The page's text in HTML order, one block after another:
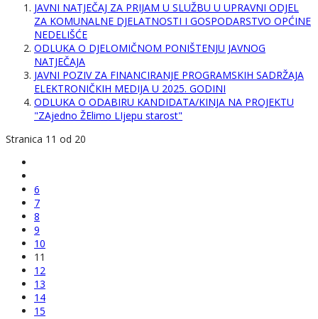
JAVNI NATJEČAJ ZA PRIJAM U SLUŽBU U UPRAVNI ODJEL
ZA KOMUNALNE DJELATNOSTI I GOSPODARSTVO OPĆINE
NEDELIŠĆE
ODLUKA O DJELOMIČNOM PONIŠTENJU JAVNOG
NATJEČAJA
JAVNI POZIV ZA FINANCIRANJE PROGRAMSKIH SADRŽAJA
ELEKTRONIČKIH MEDIJA U 2025. GODINI
ODLUKA O ODABIRU KANDIDATA/KINJA NA PROJEKTU
"ZAjedno ŽElimo LIjepu starost"
Stranica 11 od 20
6
7
8
9
10
11
12
13
14
15